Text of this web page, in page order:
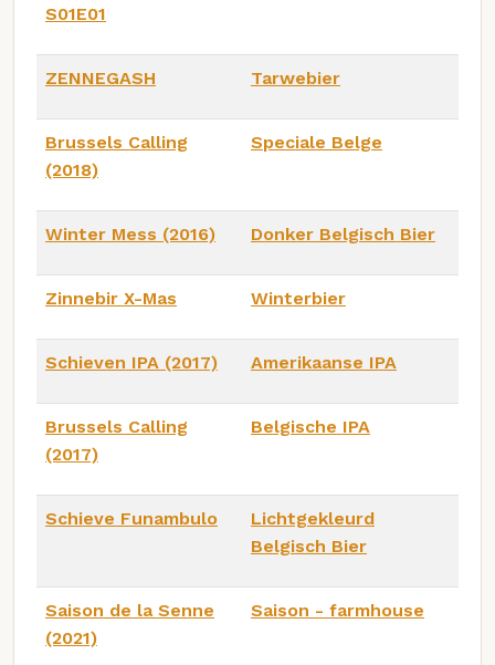
S01E01
ZENNEGASH Tarwebier
Brussels Calling
(2018)
Speciale Belge
Winter Mess (2016) Donker Belgisch Bier
Zinnebir X-Mas Winterbier
Schieven IPA (2017) Amerikaanse IPA
Brussels Calling
(2017)
Belgische IPA
Schieve Funambulo
Lichtgekleurd
Belgisch Bier
Saison de la Senne
(2021)
Saison - farmhouse